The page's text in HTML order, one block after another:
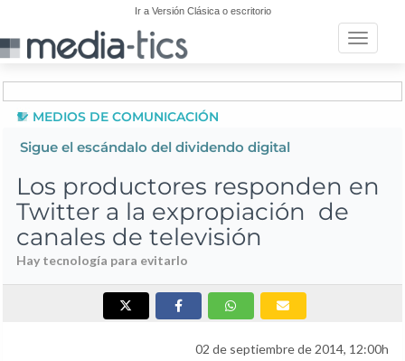
Ir a Versión Clásica o escritorio
Toggle
MEDIOS DE COMUNICACIÓN
Sigue el escándalo del dividendo digital
Los productores responden en
Twitter a la expropiación de
canales de televisión
Hay tecnología para evitarlo
02 de septiembre de 2014, 12:00h